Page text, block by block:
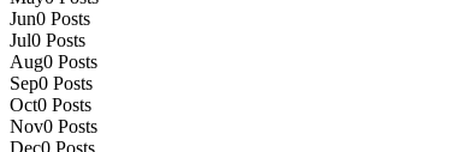
Jun0 Posts
Jul0 Posts
Aug0 Posts
Sep0 Posts
Oct0 Posts
Nov0 Posts
Dec0 Posts